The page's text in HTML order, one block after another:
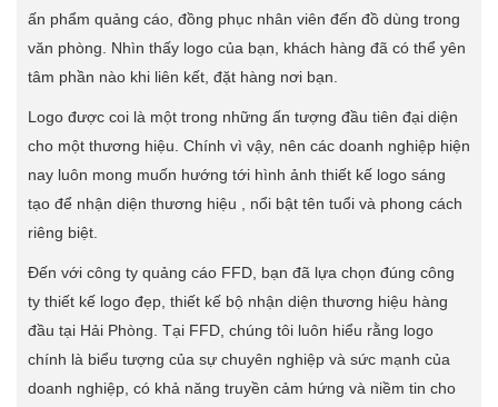
ấn phẩm quảng cáo, đồng phục nhân viên đến đồ dùng trong
văn phòng. Nhìn thấy logo của bạn, khách hàng đã có thể yên
tâm phần nào khi liên kết, đặt hàng nơi bạn.
Logo được coi là một trong những ấn tượng đầu tiên đại diện
cho một thương hiệu. Chính vì vậy, nên các doanh nghiệp hiện
nay luôn mong muốn hướng tới hình ảnh thiết kế logo sáng
tạo để nhận diện thương hiệu , nổi bật tên tuổi và phong cách
riêng biệt.
Đến với công ty quảng cáo FFD, bạn đã lựa chọn đúng công
ty thiết kế logo đẹp, thiết kế bộ nhận diện thương hiệu hàng
đầu tại Hải Phòng. Tại FFD, chúng tôi luôn hiểu rằng logo
chính là biểu tượng của sự chuyên nghiệp và sức mạnh của
doanh nghiệp, có khả năng truyền cảm hứng và niềm tin cho